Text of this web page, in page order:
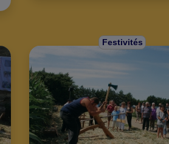
Festivités